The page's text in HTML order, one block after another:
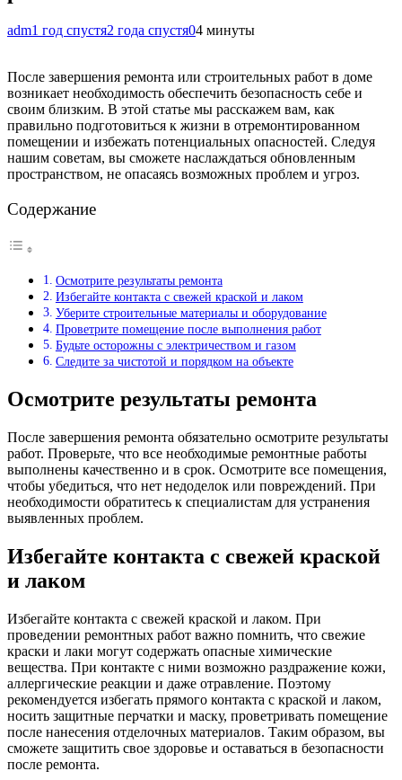
adm1 год спустя2 года спустя04 минуты
После завершения ремонта или строительных работ в доме
возникает необходимость обеспечить безопасность себе и
своим близким. В этой статье мы расскажем вам, как
правильно подготовиться к жизни в отремонтированном
помещении и избежать потенциальных опасностей. Следуя
нашим советам, вы сможете наслаждаться обновленным
пространством, не опасаясь возможных проблем и угроз.
Содержание
Осмотрите результаты ремонта
Избегайте контакта с свежей краской и лаком
Уберите строительные материалы и оборудование
Проветрите помещение после выполнения работ
Будьте осторожны с электричеством и газом
Следите за чистотой и порядком на объекте
Осмотрите результаты ремонта
После завершения ремонта обязательно осмотрите результаты
работ. Проверьте, что все необходимые ремонтные работы
выполнены качественно и в срок. Осмотрите все помещения,
чтобы убедиться, что нет недоделок или повреждений. При
необходимости обратитесь к специалистам для устранения
выявленных проблем.
Избегайте контакта с свежей краской
и лаком
Избегайте контакта с свежей краской и лаком. При
проведении ремонтных работ важно помнить, что свежие
краски и лаки могут содержать опасные химические
вещества. При контакте с ними возможно раздражение кожи,
аллергические реакции и даже отравление. Поэтому
рекомендуется избегать прямого контакта с краской и лаком,
носить защитные перчатки и маску, проветривать помещение
после нанесения отделочных материалов. Таким образом, вы
сможете защитить свое здоровье и оставаться в безопасности
после ремонта.